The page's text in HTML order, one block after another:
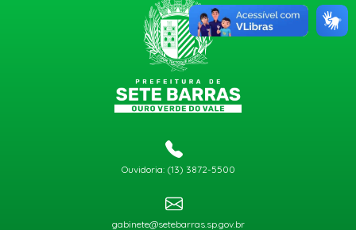
Ouvidoria: (13) 3872-5500
gabinete@setebarras.sp.gov.br